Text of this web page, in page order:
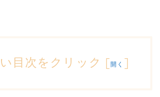
目次をクリック [開く ]